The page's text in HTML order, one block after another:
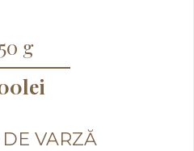
g
lei
VARZĂ